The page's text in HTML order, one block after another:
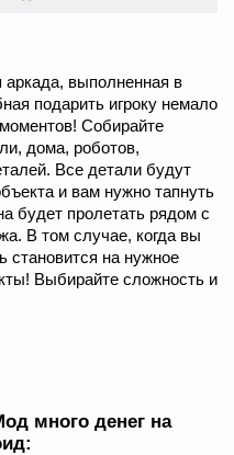
аркада, выполненная в
подарить игроку немало
Собирайте
дома, роботов,
Все детали будут
и вам нужно тапнуть
будет пролетать рядом с
В том случае, когда вы
становится на нужное
Выбирайте сложность и
много денег на